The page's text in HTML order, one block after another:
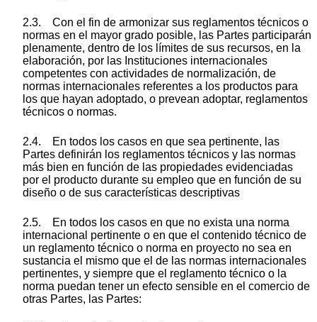
2.3. Con el fin de armonizar sus reglamentos técnicos o
normas en el mayor grado posible, las Partes participarán
plenamente, dentro de los límites de sus recursos, en la
elaboración, por las Instituciones internacionales
competentes con actividades de normalización, de
normas internacionales referentes a los productos para
los que hayan adoptado, o prevean adoptar, reglamentos
técnicos o normas.
2.4. En todos los casos en que sea pertinente, las
Partes definirán los reglamentos técnicos y las normas
más bien en función de las propiedades evidenciadas
por el producto durante su empleo que en función de su
diseño o de sus características descriptivas
2.5. En todos los casos en que no exista una norma
internacional pertinente o en que el contenido técnico de
un reglamento técnico o norma en proyecto no sea en
sustancia el mismo que el de las normas internacionales
pertinentes, y siempre que el reglamento técnico o la
norma puedan tener un efecto sensible en el comercio de
otras Partes, las Partes: